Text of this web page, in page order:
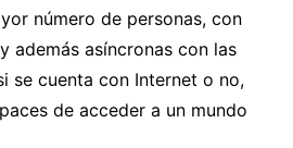
número de personas, con
además asíncronas con las
se cuenta con Internet o no,
de acceder a un mundo